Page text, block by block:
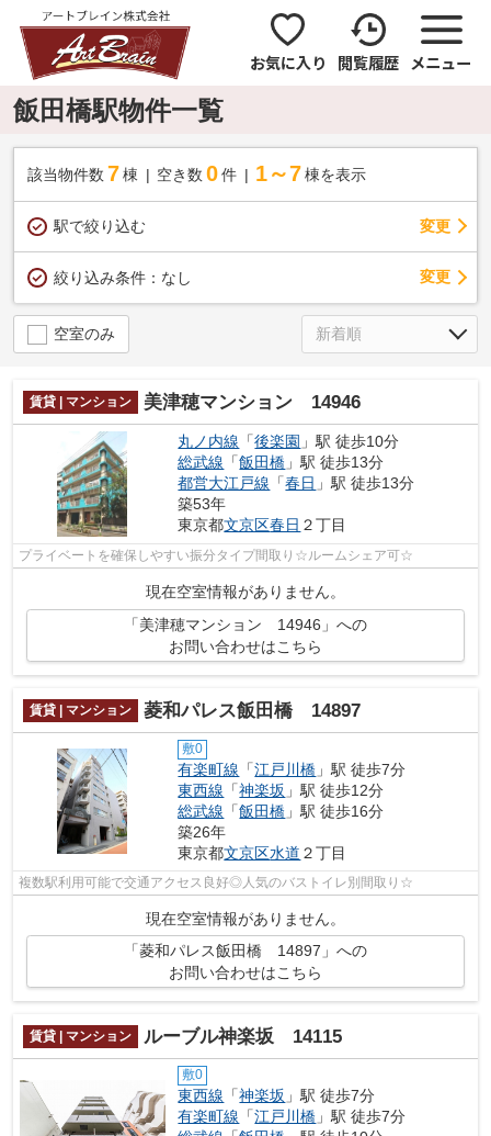
お気に入り 閲覧履歴 メニュー
飯田橋駅物件一覧
該当物件数 7棟 空き数 0 件 1～7 棟を表示
駅で絞り込む 変更
絞り込み条件： なし 変更
空室のみ
賃貸 | マンション 美津穂マンション 14946
丸ノ内線 「後楽園 」駅 徒歩10分
総武線 「飯田橋 」駅 徒歩13分
都営大江戸線 「春日 」駅 徒歩13分
築53年
東京都文京区春日 ２丁目
プライベートを確保しやすい振分タイプ間取り☆ルームシェア可☆
現在空室情報がありません。
「美津穂マンション 14946」への
お問い合わせはこちら
賃貸 | マンション 菱和パレス飯田橋 14897
敷0
有楽町線 「江戸川橋 」駅 徒歩7分
東西線 「神楽坂 」駅 徒歩12分
総武線 「飯田橋 」駅 徒歩16分
築26年
東京都文京区水道 ２丁目
複数駅利用可能で交通アクセス良好◎人気のバストイレ別間取り☆
現在空室情報がありません。
「菱和パレス飯田橋 14897」への
お問い合わせはこちら
賃貸 | マンション ルーブル神楽坂 14115
敷0
東西線 「神楽坂 」駅 徒歩7分
有楽町線 「江戸川橋 」駅 徒歩7分